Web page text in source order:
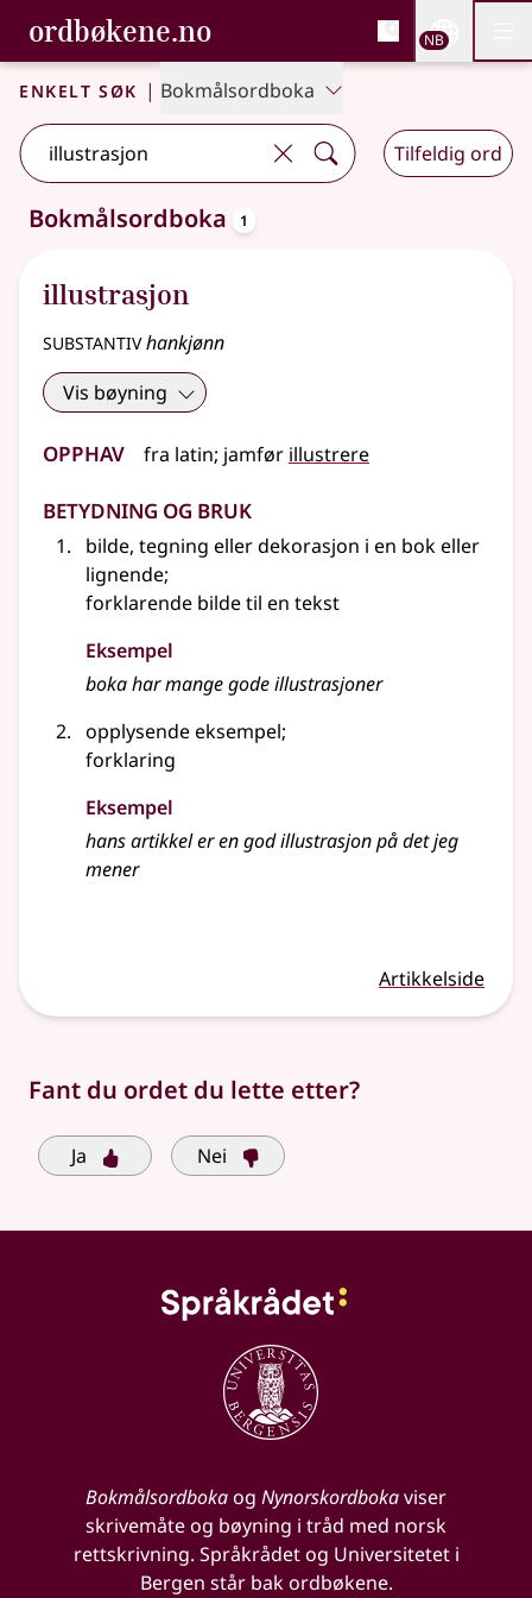
Gå til hovedinnhold
Tilgjengelighet
ordbøkene.no, Bokmålsordboka og
Bokmålsordboka og Nynorskordboka
NB
Enkelt søk | Bokmålsordboka
Tilfeldig ord
Ett treff.Ytterligere søkeforslag tilgjengelige
Bokmålsordboka 1
illustrasjon
substantivhankjønn
Vis bøyning
Opphav fra latin; jamfør illustrere
Betydning og bruk
bilde, tegning eller dekorasjon i en bokeller
lignende;
forklarende bilde til en tekst
Eksempel
boka har mange godeillustrasjoner
opplysende eksempel;
forklaring
Eksempel
hans artikkel er en godillustrasjonpå det jeg
mener
Artikkelside
Fant du ordet du lette etter?
Ja Nei
Bokmålsordbokaog Nynorskordbokaviser
skrivemåte og bøyning i tråd med norsk
rettskrivning. Språkrådet og Universitetet i
Bergen står bak ordbøkene.